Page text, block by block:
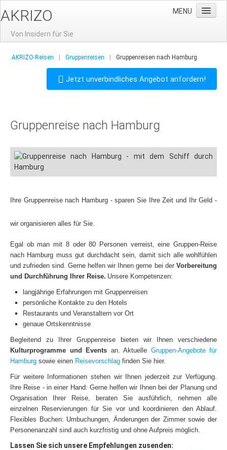
AKRIZO
Von Insidern für Sie
MENU
Gruppenreisen
Aktuelle Angebote
Gruppenhotels
Gruppenreisen-Restaurants
Klassenfahrten nach Prag
4-Tage-in-Prag
Stadtführungen für Klassen
Gruppenreisen nach Hamburg
Reisevorschlag: 3-Tage-Hamburg
Aktuelle Angebote: Gruppenreise Hamburg
Kontakt: Ihre Reise-Anfrage
Kontakt: Ihre Reise-Angebote
Prag
Prag: Insider-Tipps
Hotel-Tipps
Lastminute
AKRIZO-Reisen Gruppenreisen Gruppenreisen nach Hamburg
Jetzt unverbindliches Angebot anfordern!
Gruppenreise nach Hamburg
Ihre Gruppenreise nach Hamburg - sparen Sie Ihre Zeit und Ihr Geld -
wir organisieren alles für Sie.
Egal ob man mit 8 oder 80 Personen verreist, eine Gruppen-Reise
nach Hamburg muss gut durchdacht sein, damit sich alle wohlfühlen
und zufrieden sind. Gerne helfen wir Ihnen gerne bei derVorbereitung
und Durchführung Ihrer Reise. Unsere Kompetenzen:
langjährige Erfahrungen mit Gruppenreisen
persönliche Kontakte zu den Hotels
Restaurants und Veranstaltern vor Ort
genaue Ortskenntnisse
Begleitend zu Ihrer Gruppenreise bieten wir Ihnen verschiedene
Kulturprogramme und Events an. Aktuelle Gruppen-Angebote für
Hamburg sowie einen Reisevorschlag finden Sie hier.
Für weitere Informationen stehen wir Ihnen jederzeit zur Verfügung.
Ihre Reise - in einer Hand: Gerne helfen wir Ihnen bei der Planung und
Organisation Ihrer Reise, beraten Sie ausführlich, nehmen alle
einzelnen Reservierungen für Sie vor und koordinieren den Ablauf.
Flexibles Buchen: Umbuchungen, Änderungen der Zimmer sowie der
Personenanzahl sind auch kurzfristig und ohne Aufpreis möglich.
Lassen Sie sich unsere Empfehlungen zusenden: